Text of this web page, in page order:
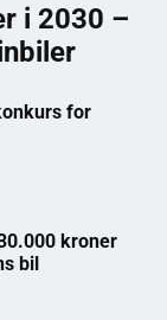
i 2030 –
for
kroner
bil